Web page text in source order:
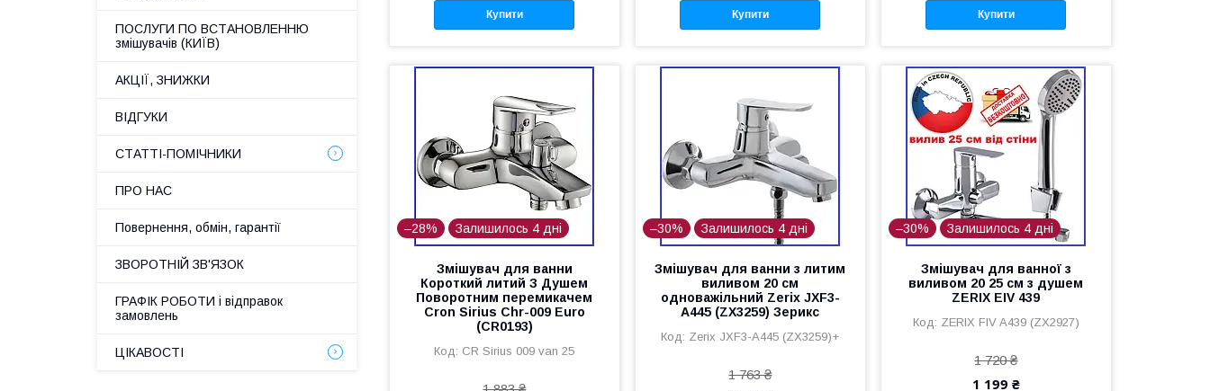
Купити Купити Купити
–28% Залишилось 4 дні
Змішувач для ванни
Короткий литий З Душем
Поворотним перемикачем
Cron Sirius Chr-009 Euro
(CR0193)
CR Sirius 009 van 25
–30% Залишилось 4 дні
Змішувач для ванни з литим
виливом 20 см
одноважільний Zerix JXF3-
A445 (ZX3259) Зерикс
Zerix JXF3-A445 (ZX3259)+
1 763 ₴
–30% Залишилось 4 дні
Змішувач для ванної з
виливом 20 25 см з душем
ZERIX EIV 439
ZERIX FIV A439 (ZX2927)
1 720 ₴
1 199 ₴
ПОСЛУГИ ПО ВСТАНОВЛЕННЮ
змішувачів (КИЇВ)
АКЦІЇ, ЗНИЖКИ
ВІДГУКИ
СТАТТІ-ПОМІЧНИКИ
ПРО НАС
Повернення, обмін, гарантії
ЗВОРОТНІЙ ЗВ'ЯЗОК
ГРАФІК РОБОТИ і відправок
замовлень
ЦІКАВОСТІ